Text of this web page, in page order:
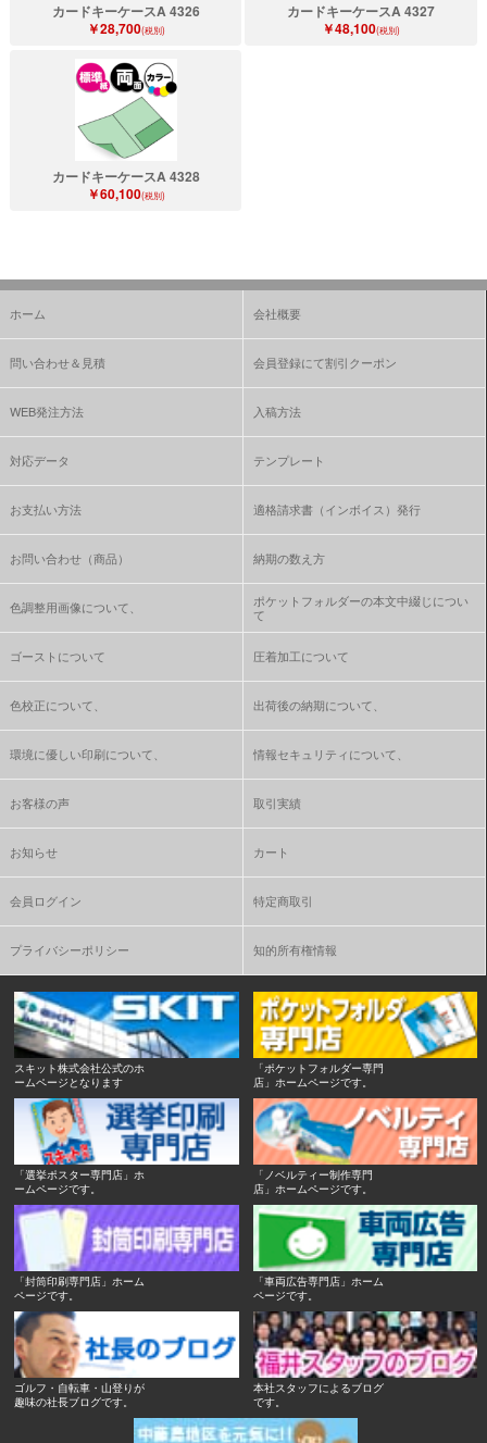
カードキーケースA 4326
￥28,700(税別)
カードキーケースA 4327
￥48,100(税別)
カードキーケースA 4328
￥60,100(税別)
ホーム 会社概要
問い合わせ＆見積 会員登録にて割引クーポン
WEB発注方法 入稿方法
対応データ テンプレート
お支払い方法 適格請求書（インボイス）発行
お問い合わせ（商品） 納期の数え方
色調整用画像について、
ポケットフォルダーの本文中綴じについ
て
ゴーストについて 圧着加工について
色校正について、 出荷後の納期について、
環境に優しい印刷について、 情報セキュリティについて、
お客様の声 取引実績
お知らせ カート
会員ログイン 特定商取引
プライバシーポリシー 知的所有権情報
スキット株式会社公式のホ
ームページとなります
「ポケットフォルダー専門
店」ホームページです。
「選挙ポスター専門店」ホ
ームページです。
「ノベルティー制作専門
店」ホームページです。
「封筒印刷専門店」ホーム
ページです。
「車両広告専門店」ホーム
ページです。
ゴルフ・自転車・山登りが
趣味の社長ブログです。
本社スタッフによるブログ
です。